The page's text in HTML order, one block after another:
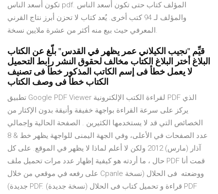
تكون أسعد الناس pdf. المؤلف كتاب حتى تكون أسعد الناس
والمؤلف لـ 94 كتب أخرى. يُعد كتاب لا تحزن أبرز نتاج القرني
المعرفي حيث بيع منه أكثر من عشرة ملايين نسخة.
قيِّم "نجيب الكيلاني عمر يظهر في القدس" بلّغ عن الكتاب
البلاغ أختر البلاغ الكتاب مخالف لحقوق النشر رابط التحميل
لا يعمل خطأ فى إسم الكاتب المذكور خطأ فى تصنيف
الكتاب خطأ فى وصف الكتاب
تطبيق Google PDF Viewer لقراءة الكتب الإلكترونية PDF الذي
يركز على سرعة القراءة بواجهة خفيفة وأنيقة بدون الإكثار من
الخصائص التي قد لا يستخدمها الكثيرين . الصفحة الحالية وإجمالي
عدد الصفحات في الأعلى، وفي الجهة اليمنى للواجهة يظهر خط & 8
آذار (مارس) 2012 ولكن لا أعلم لماذا لا يظهر في الموقع. على كل
حال ، ما أردته هو كيفية إظهار عدد مرات تحميل ملف PDF قمت أنا
على رفعه في موقعي من خلال Cpanle ووضعته فى الحلال (نسخة
جديدة) PDF. قراءة و تحميل كتاب فى الحلال (نسخة جديدة) PDF